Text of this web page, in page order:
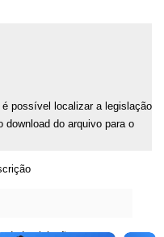
possível localizar a legislação
do arquivo para o